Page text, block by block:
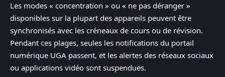
Les modes « concentration » ou « ne pas déranger »
disponibles sur la plupart des appareils peuvent être
synchronisés avec les créneaux de cours ou de révision.
Pendant ces plages, seules les notifications du portail
numérique UGA passent, et les alertes des réseaux sociaux
ou applications vidéo sont suspendues.